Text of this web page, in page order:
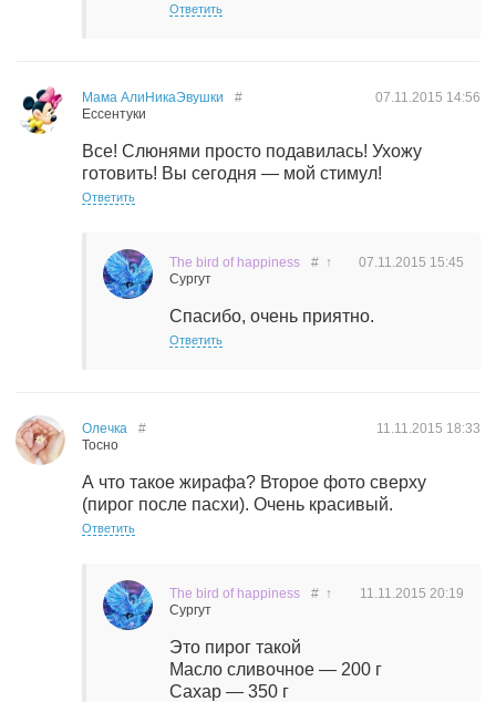
Ответить
Мама АлиНикаЭвушки
Ессентуки
07.11.2015 14:56
#
Все! Слюнями просто подавилась! Ухожу
готовить! Вы сегодня — мой стимул!
Ответить
The bird of happiness
Сургут
07.11.2015 15:45
# ↑
Спасибо, очень приятно.
Ответить
Олечка
Тосно
11.11.2015 18:33
#
А что такое жирафа? Второе фото сверху
(пирог после пасхи). Очень красивый.
Ответить
The bird of happiness
Сургут
11.11.2015 20:19
# ↑
Это пирог такой
Масло сливочное — 200 г
Сахар — 350 г